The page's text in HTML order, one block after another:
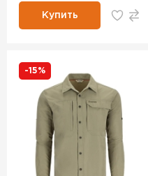
Купить
-15%